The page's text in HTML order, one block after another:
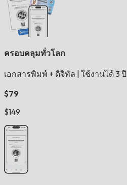
ครอบคลุมทั่วโลก
เอกสารพิมพ์ + ดิจิทัล ใช้งานได้ 3 ปี
$79
$149